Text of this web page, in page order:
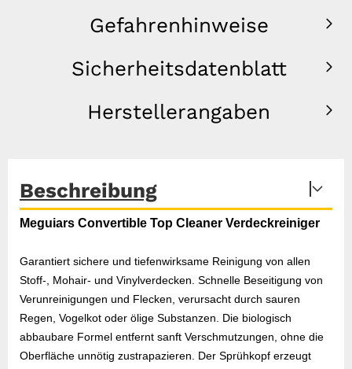
Gefahrenhinweise
Sicherheitsdatenblatt
Herstellerangaben
Beschreibung
Meguiars Convertible Top Cleaner Verdeckreiniger
Garantiert sichere und tiefenwirksame Reinigung von allen
Stoff-, Mohair- und Vinylverdecken. Schnelle Beseitigung von
Verunreinigungen und Flecken, verursacht durch sauren
Regen, Vogelkot oder ölige Substanzen. Die biologisch
abbaubare Formel entfernt sanft Verschmutzungen, ohne die
Oberfläche unnötig zustrapazieren. Der Sprühkopf erzeugt